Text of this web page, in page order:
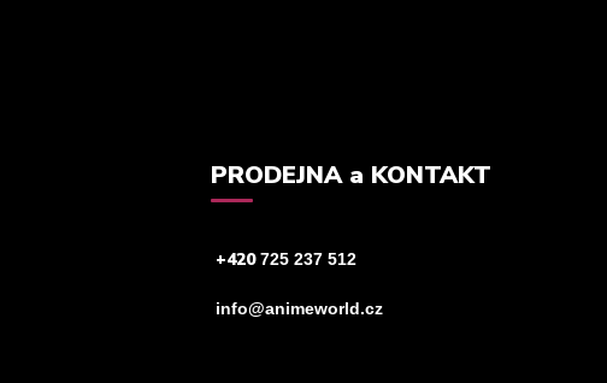
PRODEJNA a KONTAKT
+420725 237 512
info@animeworld.cz